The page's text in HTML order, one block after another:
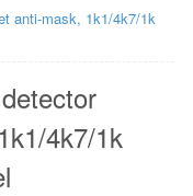
anti-mask, 1k1/4k7/1k
4k7/1k